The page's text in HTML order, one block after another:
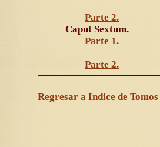
Parte 2.
Caput Sextum.
Parte 1.
Parte 2.
Regresar a Indice de Tomos